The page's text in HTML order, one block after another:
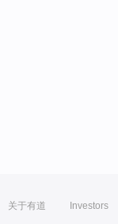
关于有道 Investors